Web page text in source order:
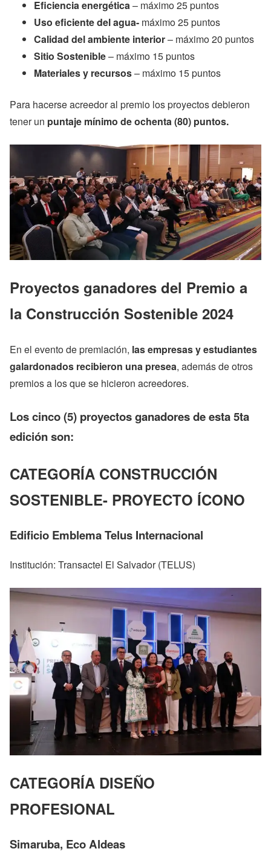
Eficiencia energética – máximo 25 puntos
Uso eficiente del agua- máximo 25 puntos
Calidad del ambiente interior– máximo 20 puntos
Sitio Sostenible– máximo 15 puntos
Materiales y recursos– máximo 15 puntos
Para hacerse acreedor al premio los proyectos debieron
tener un puntaje mínimo de ochenta (80) puntos.
Proyectos ganadores del Premio a
la Construcción Sostenible 2024
En el evento de premiación, las empresas y estudiantes
galardonados recibieron una presea, además de otros
premios a los que se hicieron acreedores.
Los cinco (5) proyectos ganadores de esta 5ta
edición son:
CATEGORÍA CONSTRUCCIÓN
SOSTENIBLE- PROYECTO ÍCONO
Edificio Emblema Telus Internacional
Institución: Transactel El Salvador (TELUS)
CATEGORÍA DISEÑO
PROFESIONAL
Simaruba, Eco Aldeas